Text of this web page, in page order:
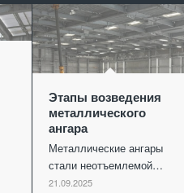
Этапы возведения
металлического
ангара
Металлические ангары
стали неотъемлемой…
21.09.2025